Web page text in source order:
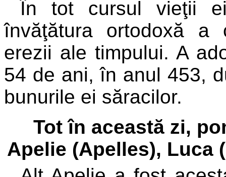
În tot cursul vieţii
învăţătura ortodoxă a
erezii ale timpului. A
54 de ani, în anul 453,
bunurile ei săracilor.
Tot în această zi,
Apelie (Apelles), Luca